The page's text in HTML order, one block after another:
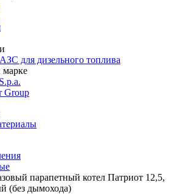
для дизельного топлива
марке
Group
парапетный котел Патриот 12,5,
(без дымохода)